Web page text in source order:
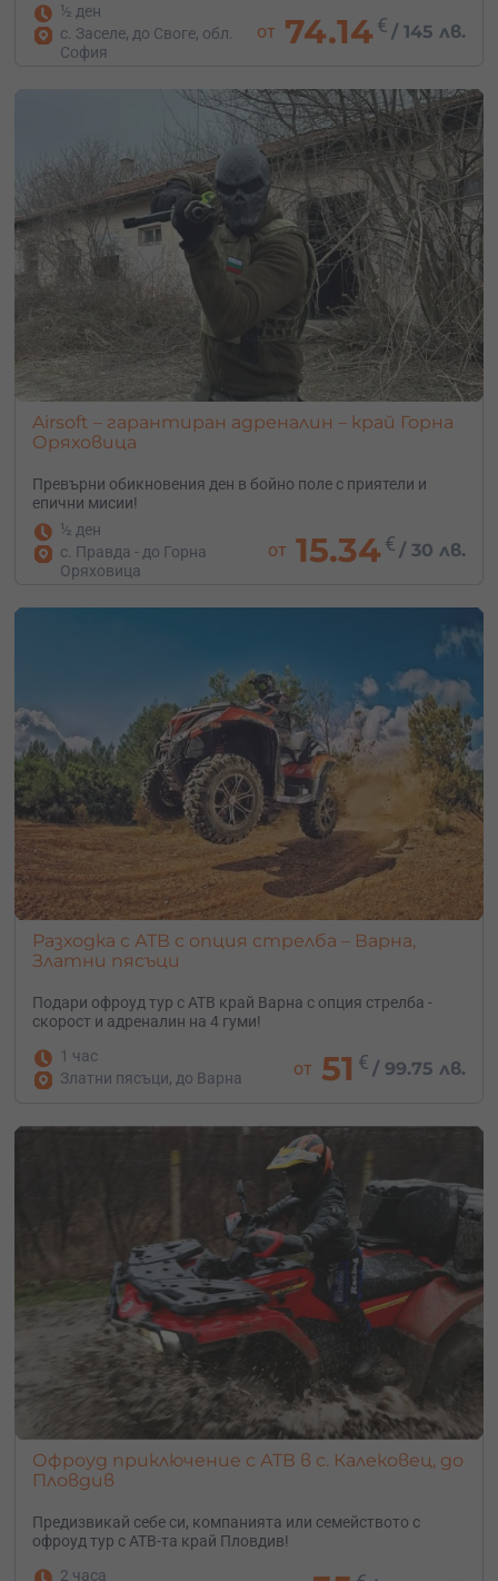
½ ден
с. Заселе, до Своге, обл.
София
от 74.14€ /145 лв.
Airsoft – гарантиран адреналин – край Горна
Оряховица
Превърни обикновения ден в бойно поле с приятели и
епични мисии!
½ ден
с. Правда - до Горна
Оряховица
от 15.34€ /30 лв.
Разходка с АТВ с опция стрелба – Варна,
Златни пясъци
Подари офроуд тур с АТВ край Варна с опция стрелба -
скорост и адреналин на 4 гуми!
1 час
Златни пясъци, до Варна
от 51 € / 99.75 лв.
Офроуд приключение с АТВ в с. Калековец, до
Пловдив
Предизвикай себе си, компанията или семейството с
офроуд тур с АТВ-та край Пловдив!
2 часа